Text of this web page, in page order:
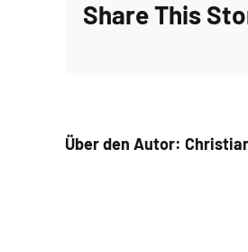
Share This
Über den Autor: